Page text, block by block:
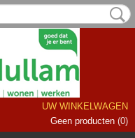
UW WINKELWAGEN
Geen producten (0)